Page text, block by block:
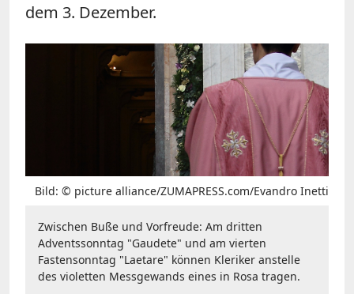
dem 3. Dezember.
Bild: © picture alliance/ZUMAPRESS.com/Evandro Inetti
Zwischen Buße und Vorfreude: Am dritten
Adventssonntag "Gaudete" und am vierten
Fastensonntag "Laetare" können Kleriker anstelle
des violetten Messgewands eines in Rosa tragen.